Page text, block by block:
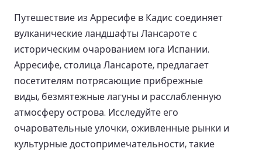
Путешествие из Арресифе в Кадис соединяет
вулканические ландшафты Лансароте с
историческим очарованием юга Испании.
Арресифе, столица Лансароте, предлагает
посетителям потрясающие прибрежные
виды, безмятежные лагуны и расслабленную
атмосферу острова. Исследуйте его
очаровательные улочки, оживленные рынки и
культурные достопримечательности, такие